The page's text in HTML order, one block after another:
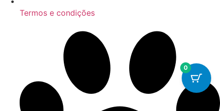
Termos e condições
0